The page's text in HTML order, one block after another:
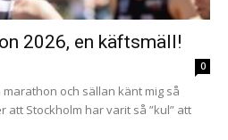
2026, en käftsmäll!
0
och sällan känt mig så
att Stockholm har varit så ”kul” att